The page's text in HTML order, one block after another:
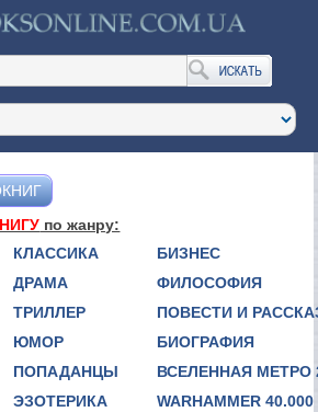
по жанру:
КЛАССИКА
ДРАМА
ТРИЛЛЕР
ЮМОР
ПОПАДАНЦЫ
ЭЗОТЕРИКА
БИЗНЕС
ФИЛОСОФИЯ
ПОВЕСТИ И
БИОГРАФИЯ
ВСЕЛЕННАЯ МЕТРО
WARHAMMER 40.000